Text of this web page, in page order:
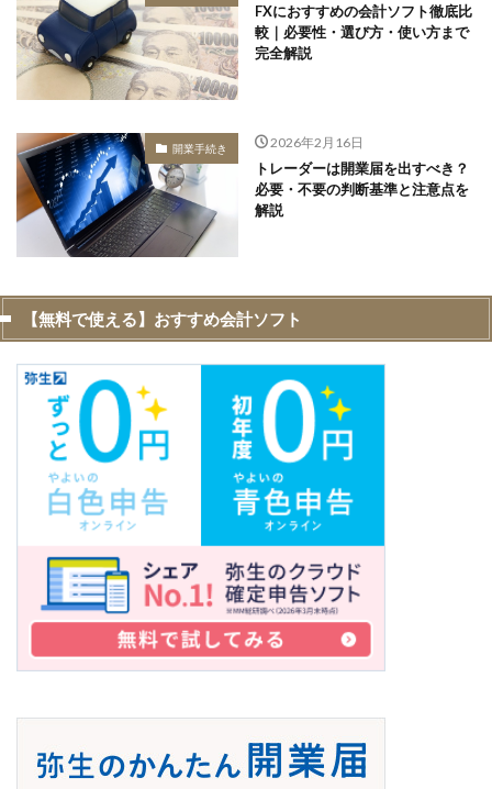
FXにおすすめの会計ソフト徹底比
較｜必要性・選び方・使い方まで
完全解説
開業手続き 2026年2月16日
トレーダーは開業届を出すべき？
必要・不要の判断基準と注意点を
解説
【無料で使える】おすすめ会計ソフト